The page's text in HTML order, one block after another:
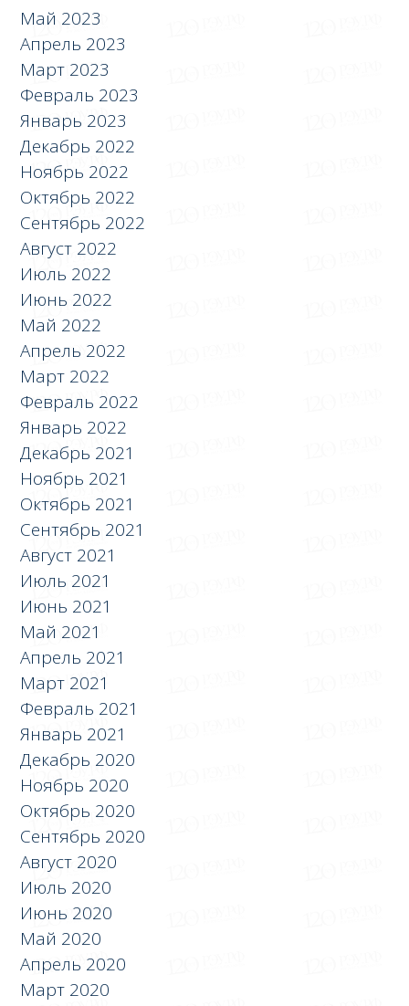
Май 2023
Апрель 2023
Март 2023
Февраль 2023
Январь 2023
Декабрь 2022
Ноябрь 2022
Октябрь 2022
Сентябрь 2022
Август 2022
Июль 2022
Июнь 2022
Май 2022
Апрель 2022
Март 2022
Февраль 2022
Январь 2022
Декабрь 2021
Ноябрь 2021
Октябрь 2021
Сентябрь 2021
Август 2021
Июль 2021
Июнь 2021
Май 2021
Апрель 2021
Март 2021
Февраль 2021
Январь 2021
Декабрь 2020
Ноябрь 2020
Октябрь 2020
Сентябрь 2020
Август 2020
Июль 2020
Июнь 2020
Май 2020
Апрель 2020
Март 2020